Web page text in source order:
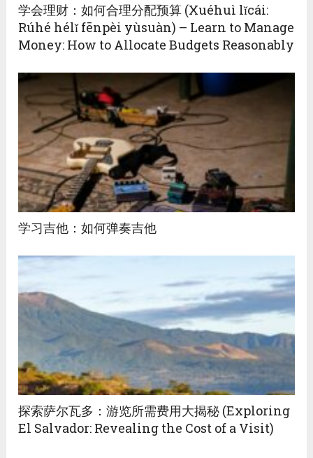
学会理财：如何合理分配预算 (Xuéhuì lǐcái:
Rúhé hélǐ fēnpèi yùsuàn) – Learn to Manage
Money: How to Allocate Budgets Reasonably
学习吉他：如何弹奏吉他
探索萨尔瓦多：游览所需费用大揭秘 (Exploring
El Salvador: Revealing the Cost of a Visit)